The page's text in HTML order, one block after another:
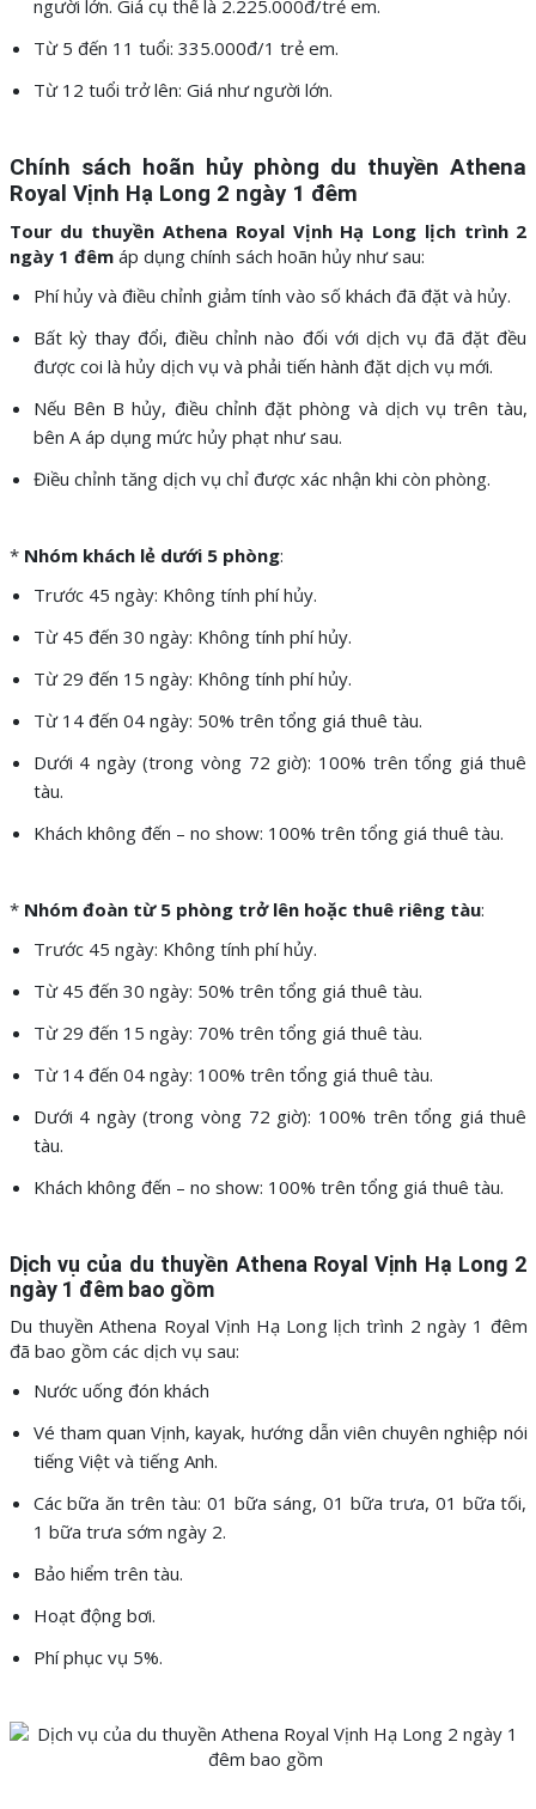
người lớn. Giá cụ thể là 2.225.000đ/trẻ em.
Từ 5 đến 11 tuổi: 335.000đ/1 trẻ em.
Từ 12 tuổi trở lên: Giá như người lớn.
Chính sách hoãn hủy phòng du thuyền Athena
Royal Vịnh Hạ Long 2 ngày 1 đêm
Tour du thuyền Athena Royal Vịnh Hạ Long lịch trình 2
ngày 1 đêmáp dụng chính sách hoãn hủy như sau:
Phí hủy và điều chỉnh giảm tính vào số khách đã đặt và hủy.
Bất kỳ thay đổi, điều chỉnh nào đối với dịch vụ đã đặt đều
được coi là hủy dịch vụ và phải tiến hành đặt dịch vụ mới.
Nếu Bên B hủy, điều chỉnh đặt phòng và dịch vụ trên tàu,
bên A áp dụng mức hủy phạt như sau.
Điều chỉnh tăng dịch vụ chỉ được xác nhận khi còn phòng.
* Nhóm khách lẻ dưới 5 phòng:
Trước 45 ngày: Không tính phí hủy.
Từ 45 đến 30 ngày: Không tính phí hủy.
Từ 29 đến 15 ngày: Không tính phí hủy.
Từ 14 đến 04 ngày: 50% trên tổng giá thuê tàu.
Dưới 4 ngày (trong vòng 72 giờ): 100% trên tổng giá thuê
tàu.
Khách không đến – no show: 100% trên tổng giá thuê tàu.
* Nhóm đoàn từ 5 phòng trở lên hoặc thuê riêng tàu:
Trước 45 ngày: Không tính phí hủy.
Từ 45 đến 30 ngày: 50% trên tổng giá thuê tàu.
Từ 29 đến 15 ngày: 70% trên tổng giá thuê tàu.
Từ 14 đến 04 ngày: 100% trên tổng giá thuê tàu.
Dưới 4 ngày (trong vòng 72 giờ): 100% trên tổng giá thuê
tàu.
Khách không đến – no show: 100% trên tổng giá thuê tàu.
Dịch vụ của du thuyền Athena Royal Vịnh Hạ Long 2
ngày 1 đêm bao gồm
Du thuyền Athena Royal Vịnh Hạ Long lịch trình 2 ngày 1 đêm
đã bao gồm các dịch vụ sau:
Nước uống đón khách
Vé tham quan Vịnh, kayak, hướng dẫn viên chuyên nghiệp nói
tiếng Việt và tiếng Anh.
Các bữa ăn trên tàu: 01 bữa sáng, 01 bữa trưa, 01 bữa tối,
1 bữa trưa sớm ngày 2.
Bảo hiểm trên tàu.
Hoạt động bơi.
Phí phục vụ 5%.